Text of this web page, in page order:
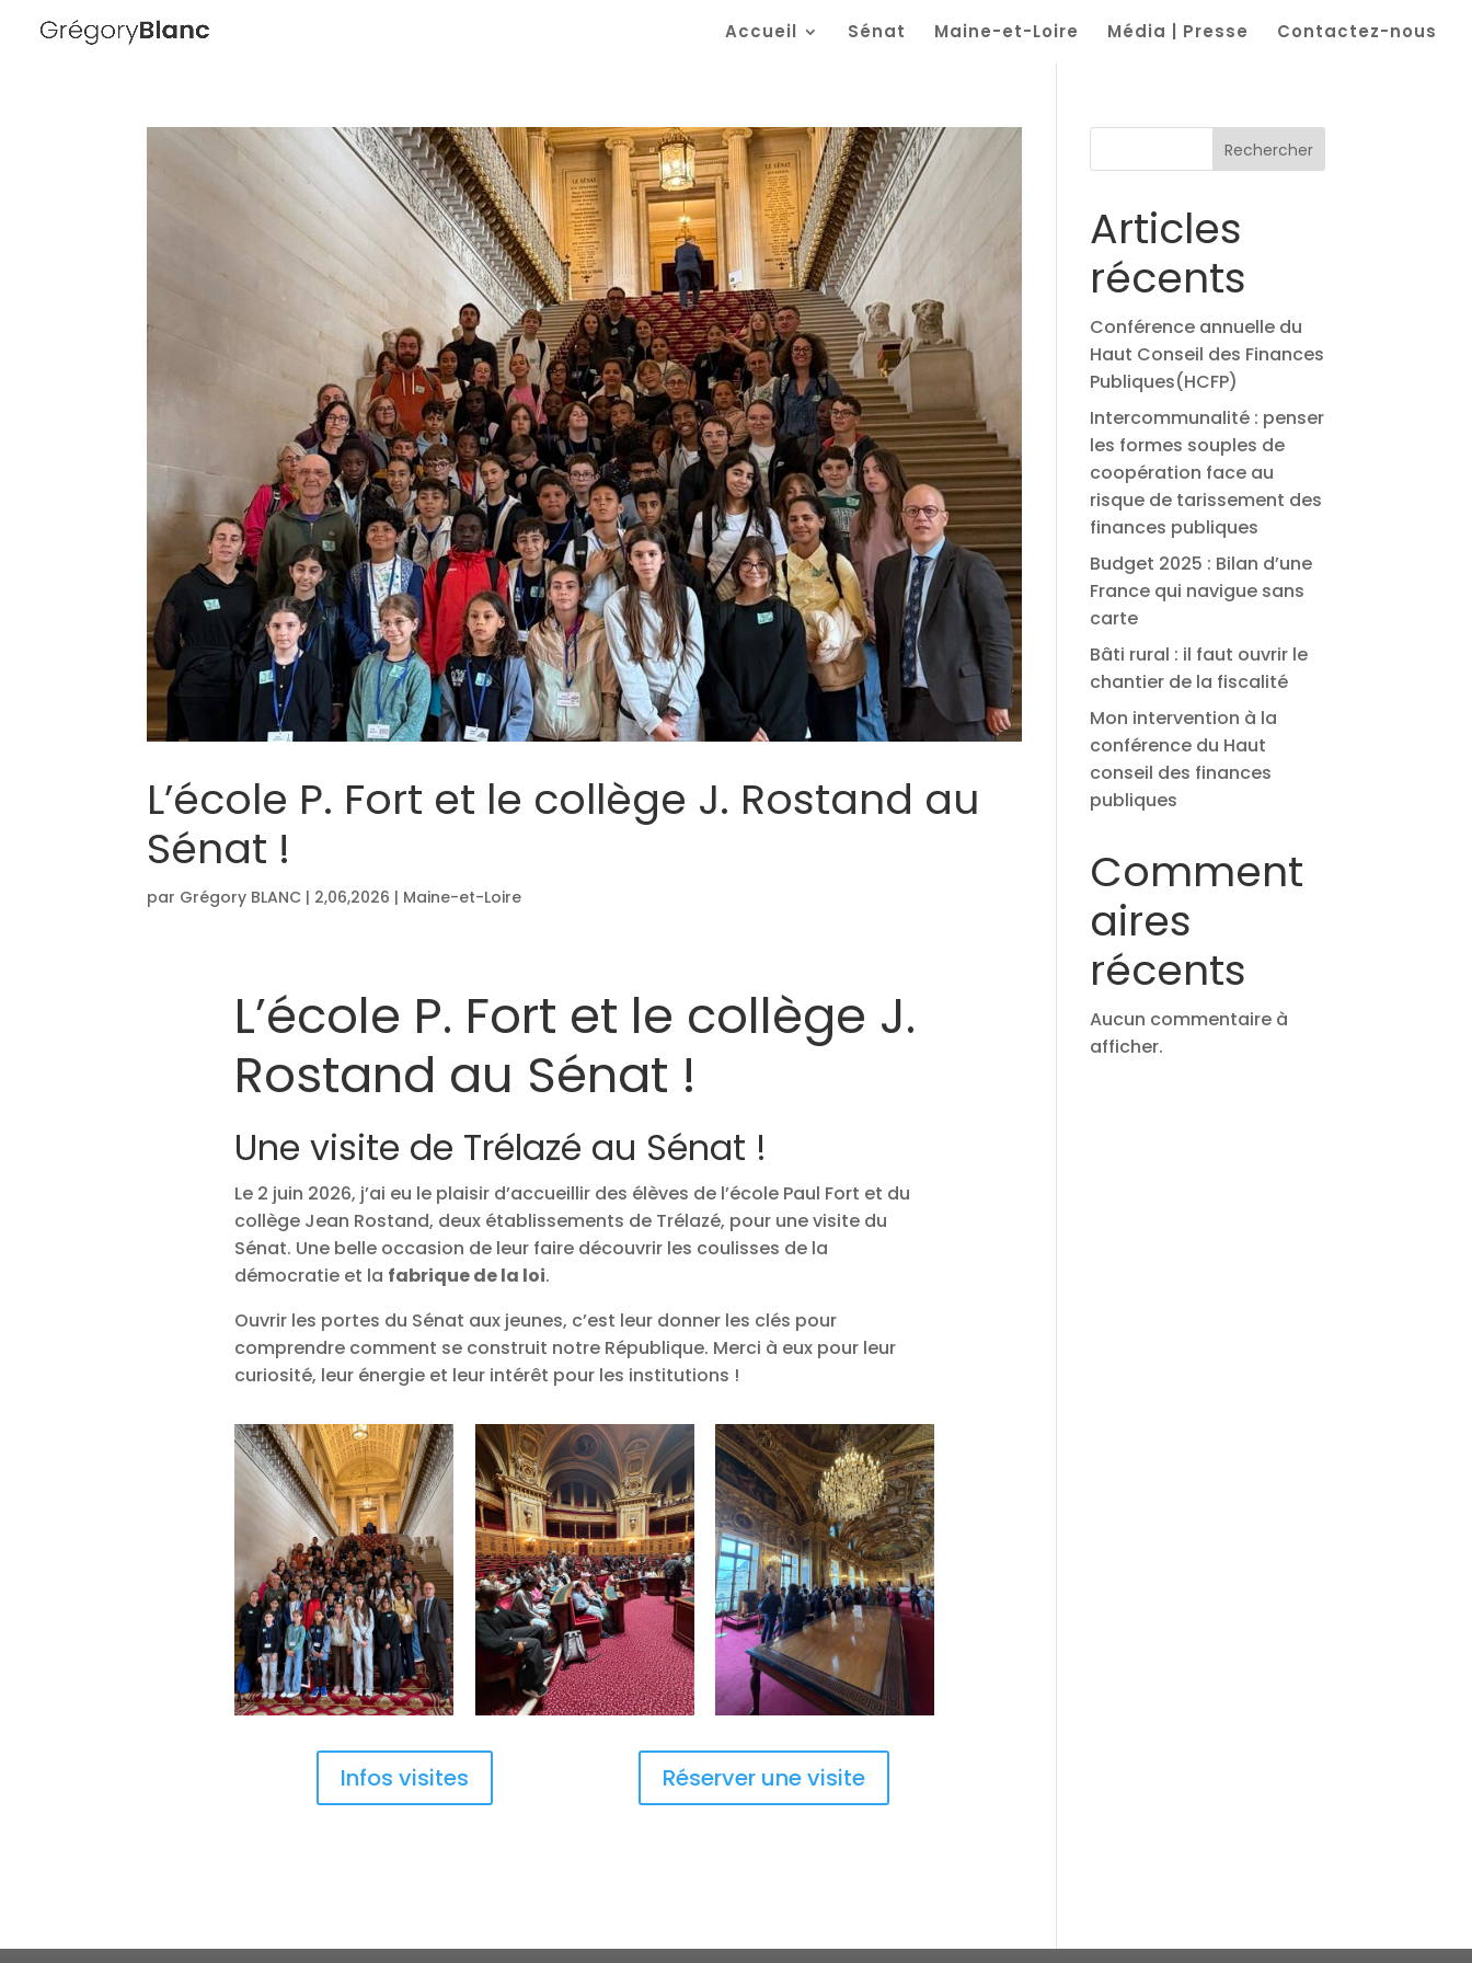
Accueil Sénat Maine-et-Loire Média | Presse Contactez-nous
L’école P. Fort et le collège J. Rostand au
Sénat !
par Grégory BLANC | 2,06,2026 | Maine-et-Loire
L’école P. Fort et le collège J.
Rostand au Sénat !
Une visite de Trélazé au Sénat !
Le 2 juin 2026, j’ai eu le plaisir d’accueillir des élèves de l’école Paul Fort et du
collège Jean Rostand, deux établissements de Trélazé, pour une visite du
Sénat. Une belle occasion de leur faire découvrir les coulisses de la
démocratie et la fabrique de la loi.
Ouvrir les portes du Sénat aux jeunes, c’est leur donner les clés pour
comprendre comment se construit notre République. Merci à eux pour leur
curiosité, leur énergie et leur intérêt pour les institutions !
Infos visites Réserver une visite
Rechercher
Articles
récents
Conférence annuelle du
Haut Conseil des Finances
Publiques(HCFP)
Intercommunalité : penser
les formes souples de
coopération face au
risque de tarissement des
finances publiques
Budget 2025 : Bilan d’une
France qui navigue sans
carte
Bâti rural : il faut ouvrir le
chantier de la fiscalité
Mon intervention à la
conférence du Haut
conseil des finances
publiques
Comment
aires
récents
Aucun commentaire à
afficher.